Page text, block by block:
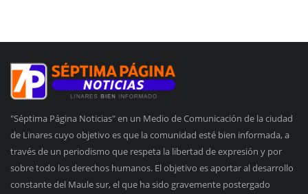
"Séptima Página Noticias" en un Medio de Comunicación de la ciudad
de Linares cuyo objetivo es que la comunidad esté bien informada, a
través de un periodismo que respeta la libertad de expresión y por
sobre todo los derechos humanos. El objetivo es aportar al desarrollo
constante del Maule sur, el que ha sido gravemente postergado